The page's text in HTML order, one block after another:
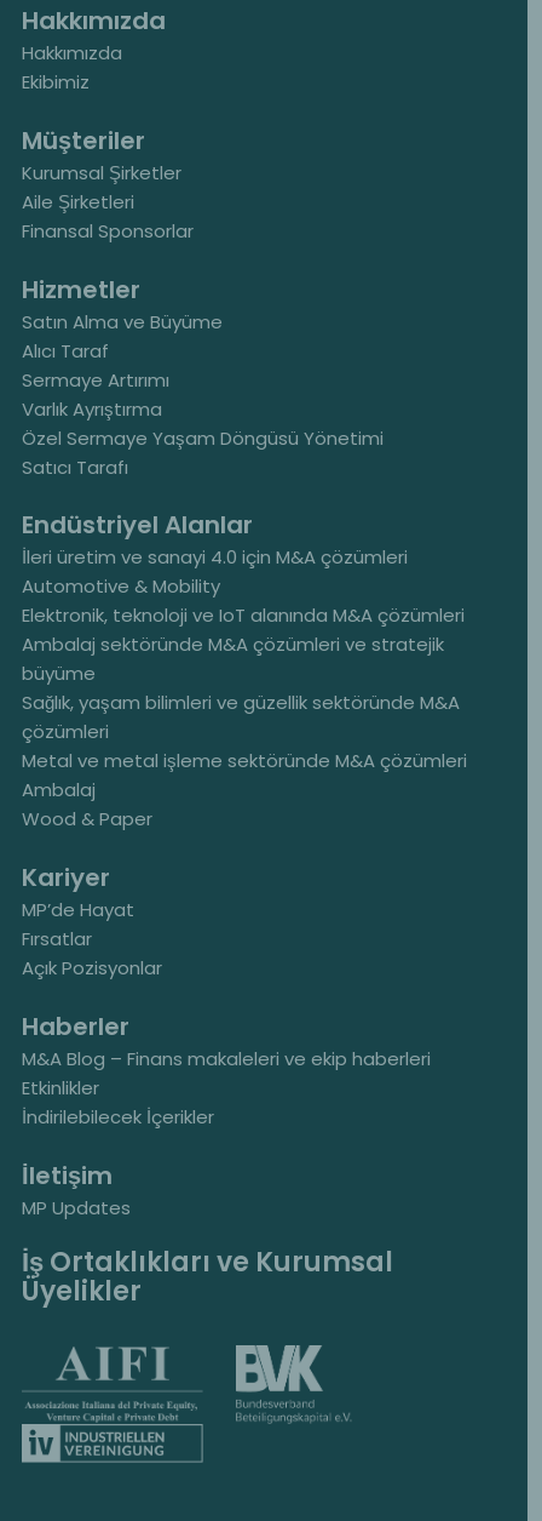
Hakkımızda
Hakkımızda
Ekibimiz
Müşteriler
Kurumsal Şirketler
Aile Şirketleri
Finansal Sponsorlar
Hizmetler
Satın Alma ve Büyüme
Alıcı Taraf
Sermaye Artırımı
Varlık Ayrıştırma
Özel Sermaye Yaşam Döngüsü Yönetimi
Satıcı Tarafı
Endüstriyel Alanlar
İleri üretim ve sanayi 4.0 için M&A çözümleri
Automotive & Mobility
Elektronik, teknoloji ve IoT alanında M&A çözümleri
Ambalaj sektöründe M&A çözümleri ve stratejik
büyüme
Sağlık, yaşam bilimleri ve güzellik sektöründe M&A
çözümleri
Metal ve metal işleme sektöründe M&A çözümleri
Ambalaj
Wood & Paper
Kariyer
MP’de Hayat
Fırsatlar
Açık Pozisyonlar
Haberler
M&A Blog – Finans makaleleri ve ekip haberleri
Etkinlikler
İndirilebilecek İçerikler
İletişim
MP Updates
İş Ortaklıkları ve Kurumsal
Üyelikler